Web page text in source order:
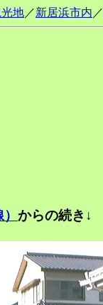
地／新居浜市内 ／
からの続き↓